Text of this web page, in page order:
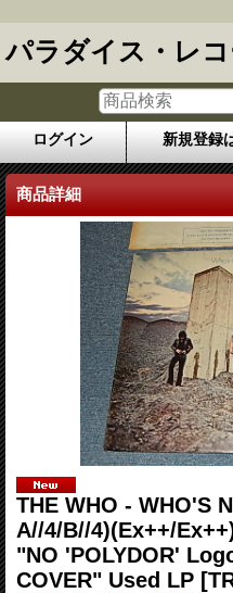
パラダイス・レコ
ログイン 新規登録
商品詳細
THE WHO - WHO'S
A//4/B//4)(Ex++/
"NO 'POLYDOR'
COVER" Used LP